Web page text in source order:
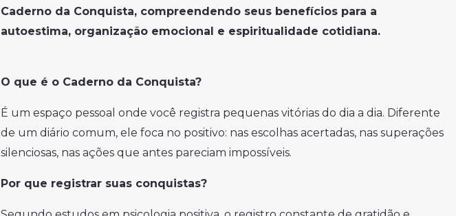
Caderno da Conquista, compreendendo seus benefícios para a
autoestima, organização emocional e espiritualidade cotidiana.
O que é o Caderno da Conquista?
É um espaço pessoal onde você registra pequenas vitórias do dia a dia. Diferente
de um diário comum, ele foca no positivo: nas escolhas acertadas, nas superações
silenciosas, nas ações que antes pareciam impossíveis.
Por que registrar suas conquistas?